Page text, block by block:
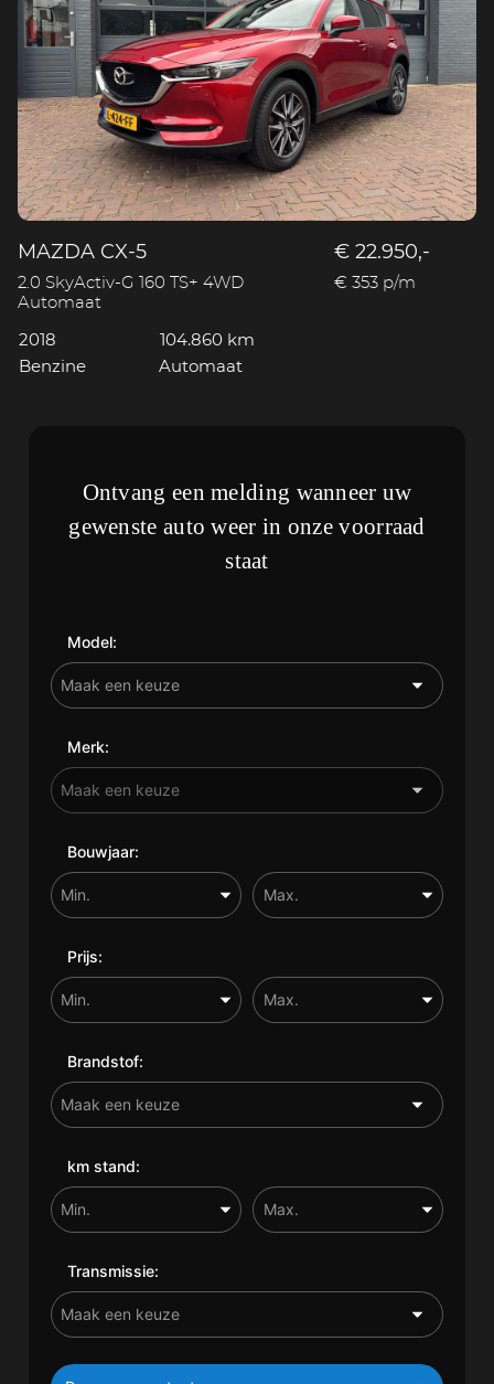
MAZDA CX-5
2.0 SkyActiv-G 160 TS+ 4WD
Automaat
€ 22.950,-
€ 353 p/m
2018
104.860 km
Benzine
Automaat
Ontvang een melding wanneer uw
gewenste auto weer in onze voorraad
staat
Model:
Merk:
Bouwjaar:
Prijs:
Brandstof:
km stand:
Transmissie: